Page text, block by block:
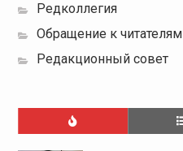
Редколлегия
Обращение к читателям
Редакционный совет